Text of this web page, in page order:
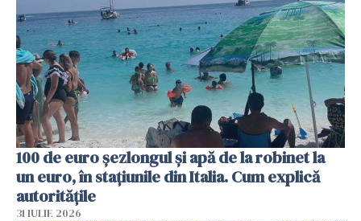
100 de euro șezlongul și apă de la robinet la
un euro, în stațiunile din Italia. Cum explică
autoritățile
31 IULIE 2026